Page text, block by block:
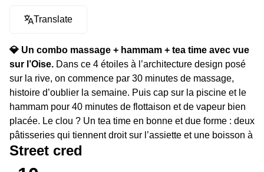
Translate
💎 Un combo massage + hammam + tea time avec vue
sur l’Oise. Dans ce 4 étoiles à l’architecture design posé
sur la rive, on commence par 30 minutes de massage,
histoire d’oublier la semaine. Puis cap sur la piscine et le
hammam pour 40 minutes de flottaison et de vapeur bien
placée. Le clou ? Un tea time en bonne et due forme : deux
pâtisseries qui tiennent droit sur l’assiette et une boisson à
choisir selon l’humeur (camomille ou cappuccino, on ne
Street cred